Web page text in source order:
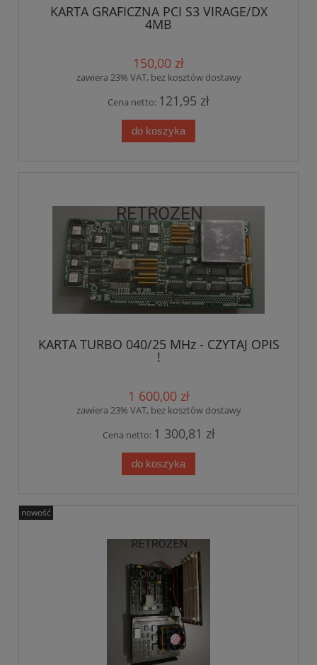
KARTA GRAFICZNA PCI S3 VIRAGE/DX
4MB
150,00 zł
zawiera 23% VAT, bez kosztów dostawy
Cena netto: 121,95 zł
do koszyka
KARTA TURBO 040/25 MHz - CZYTAJ OPIS
!
1 600,00 zł
zawiera 23% VAT, bez kosztów dostawy
Cena netto: 1 300,81 zł
do koszyka
nowość